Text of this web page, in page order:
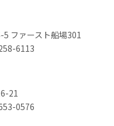
ファースト船場301
6113
21
0576